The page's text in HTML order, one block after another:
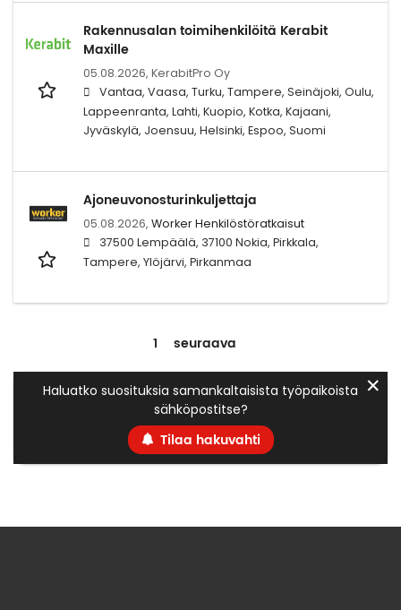
Rakennusalan toimihenkilöitä Kerabit
Maxille
05.08.2026, KerabitPro Oy
Vantaa, Vaasa, Turku, Tampere, Seinäjoki, Oulu,
Lappeenranta, Lahti, Kuopio, Kotka, Kajaani,
Jyväskylä, Joensuu, Helsinki, Espoo, Suomi
Ajoneuvonosturinkuljettaja
05.08.2026, Worker Henkilöstöratkaisut
37500 Lempäälä, 37100 Nokia, Pirkkala,
Tampere, Ylöjärvi, Pirkanmaa
1 seuraava
Haluatko suosituksia samankaltaisista työpaikoista
sähköpostitse?
Tilaa hakuvahti
✕